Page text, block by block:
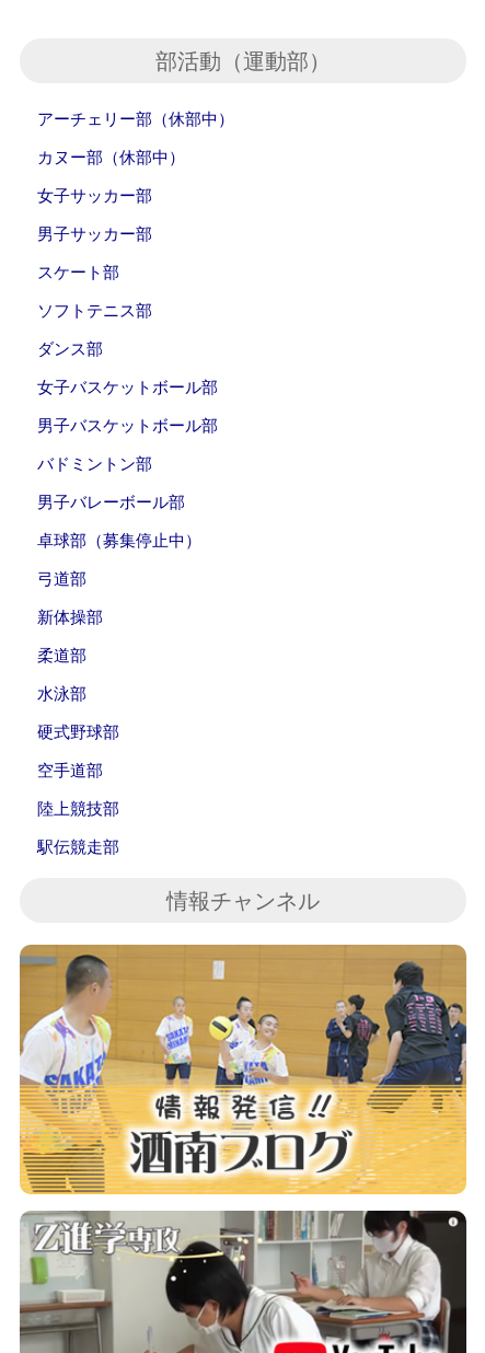
部活動（運動部）
アーチェリー部（休部中）
カヌー部（休部中）
女子サッカー部
男子サッカー部
スケート部
ソフトテニス部
ダンス部
女子バスケットボール部
男子バスケットボール部
バドミントン部
男子バレーボール部
卓球部（募集停止中）
弓道部
新体操部
柔道部
水泳部
硬式野球部
空手道部
陸上競技部
駅伝競走部
情報チャンネル